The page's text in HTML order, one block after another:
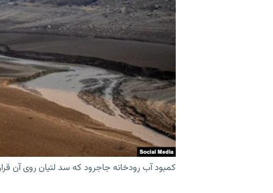
کمبود آب رودخانه جاجرود که سد لتیان روی آن قرار